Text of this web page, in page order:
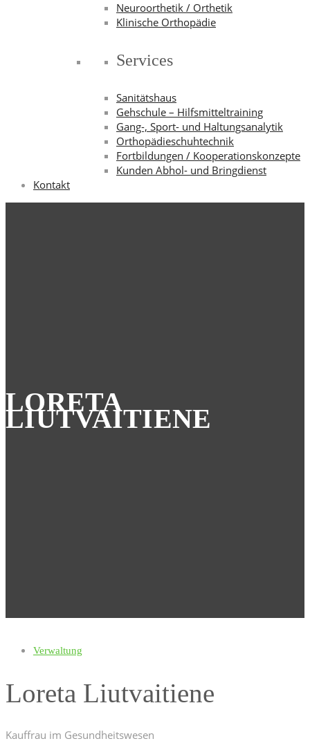
Neuroorthetik / Orthetik
Klinische Orthopädie
Services
Sanitätshaus
Gehschule – Hilfsmitteltraining
Gang-, Sport- und Haltungsanalytik
Orthopädieschuhtechnik
Fortbildungen / Kooperationskonzepte
Kunden Abhol- und Bringdienst
Kontakt
LORETA
LIUTVAITIENE
Verwaltung
Loreta Liutvaitiene
Kauffrau im Gesundheitswesen